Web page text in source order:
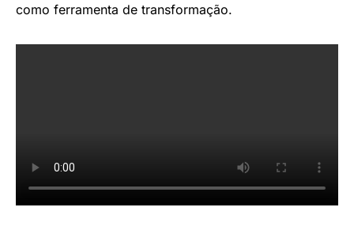
como ferramenta de transformação.